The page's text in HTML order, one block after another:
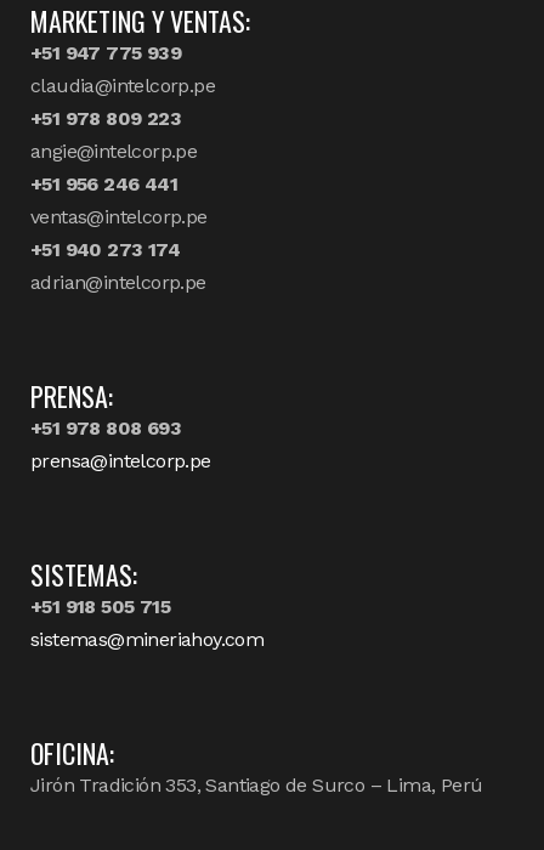
MARKETING Y VENTAS:
+51 947 775 939
claudia@intelcorp.pe
+51 978 809 223
angie@intelcorp.pe
+51 956 246 441
ventas@intelcorp.pe
+51 940 273 174
adrian@intelcorp.pe
PRENSA:
+51 978 808 693
prensa@intelcorp.pe
SISTEMAS:
+51 918 505 715
sistemas@mineriahoy.com
OFICINA:
Jirón Tradición 353, Santiago de Surco – Lima, Perú